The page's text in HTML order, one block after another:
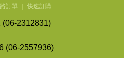
訂單 | 快速訂購
(06-2312831)
(06-2557936)